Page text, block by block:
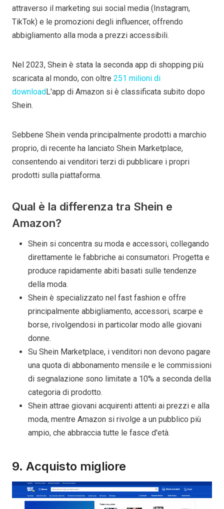
attraverso il marketing sui social media (Instagram,
TikTok) e le promozioni degli influencer, offrendo
abbigliamento alla moda a prezzi accessibili.
Nel 2023, Shein è stata la seconda app di shopping più
scaricata al mondo, con oltre 251 milioni di
downloadL'app di Amazon si è classificata subito dopo
Shein.
Sebbene Shein venda principalmente prodotti a marchio
proprio, di recente ha lanciato Shein Marketplace,
consentendo ai venditori terzi di pubblicare i propri
prodotti sulla piattaforma.
Qual è la differenza tra Shein e
Amazon?
Shein si concentra su moda e accessori, collegando
direttamente le fabbriche ai consumatori. Progetta e
produce rapidamente abiti basati sulle tendenze
della moda.
Shein è specializzato nel fast fashion e offre
principalmente abbigliamento, accessori, scarpe e
borse, rivolgendosi in particolar modo alle giovani
donne.
Su Shein Marketplace, i venditori non devono pagare
una quota di abbonamento mensile e le commissioni
di segnalazione sono limitate a 10% a seconda della
categoria di prodotto.
Shein attrae giovani acquirenti attenti ai prezzi e alla
moda, mentre Amazon si rivolge a un pubblico più
ampio, che abbraccia tutte le fasce d'età.
9. Acquisto migliore